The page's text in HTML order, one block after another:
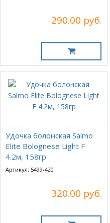
290.00 руб.
Удочка болонская Salmo
Elite Bolognese Light F
4.2м, 158гр
Артикул: 5499-420
320.00 руб.